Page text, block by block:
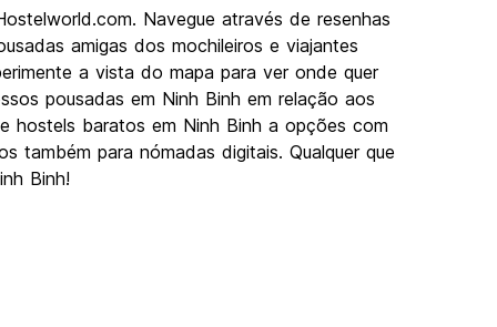
Navegue através de resenhas
amigas dos mochileiros e viajantes
a vista do mapa para ver onde quer
pousadas em Ninh Binh em relação aos
hostels baratos em Ninh Binh a opções com
também para nómadas digitais. Qualquer que
Binh!